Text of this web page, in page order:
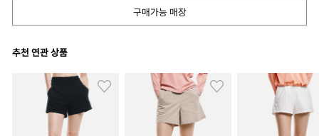
구매가능 매장
추천 연관 상품